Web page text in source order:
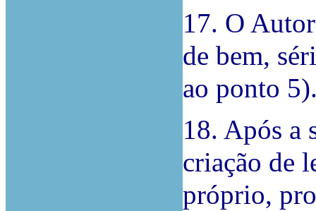
17. O
de bem,
ao ponto
18. Após a
criação de
próprio,